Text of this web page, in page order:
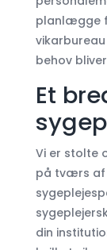
planlægge
behov
Et
Vi er stolte
på tværs af
din